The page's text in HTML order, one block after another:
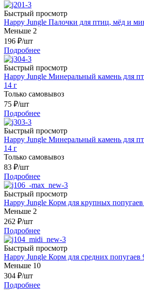
Быстрый просмотр
Happy Jungle Палочки для птиц, мёд и
Меньше 2
196 ₽/шт
Подробнее
Быстрый просмотр
Happy Jungle Минеральный камень для
14 г
Только самовывоз
75 ₽/шт
Подробнее
Быстрый просмотр
Happy Jungle Минеральный камень для
14 г
Только самовывоз
83 ₽/шт
Подробнее
Быстрый просмотр
Happy Jungle Корм для крупных попугаев
Меньше 2
262 ₽/шт
Подробнее
Быстрый просмотр
Happy Jungle Корм для средних попугаев
Меньше 10
304 ₽/шт
Подробнее